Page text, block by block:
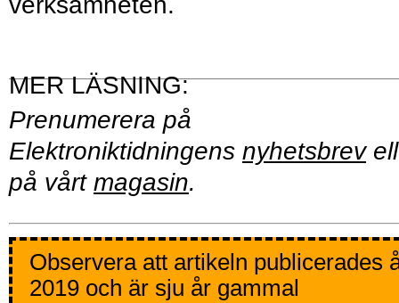
Prenumerera på
Elektroniktidningens nyhetsbrev
på vårt magasin.
Observera att artikeln publicerades
2019 och är sju år gammal